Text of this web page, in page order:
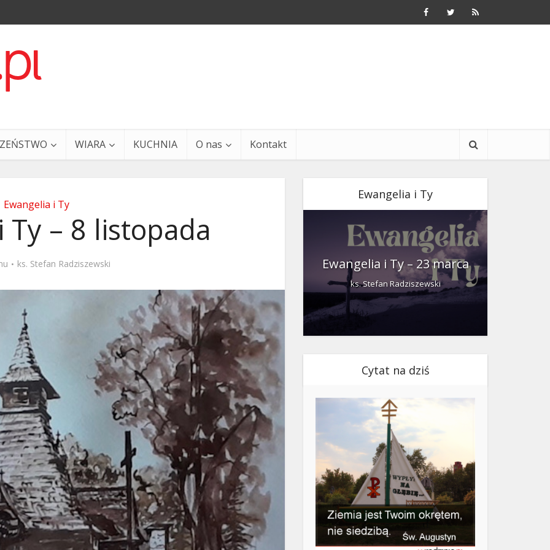
WIARA KUCHNIA O nas Kontakt
Ewangelia i Ty
Ty – 8 listopada
ks. Stefan Radziszewski
Ewangelia i Ty
i Ty – 29 grudnia Ewangelia i Ty – 23 marca
ks. Stefan Radziszewski
Cytat na dziś